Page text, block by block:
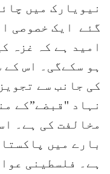
نیویارک میں
گئے ایک خصوصی
امید ہے کہ غزہ
ہو سکےگی۔ اس کے
کی جانب سے
نہاد "قبضے”کے
مخالفت کی ہے۔
بارے میں
ہے۔ فلسطینی